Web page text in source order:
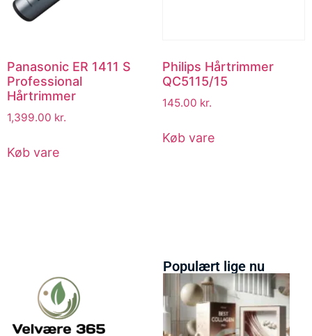
Panasonic ER 1411 S
Professional
Hårtrimmer
1,399.00 kr.
Køb vare
Philips Hårtrimmer
QC5115/15
145.00 kr.
Køb vare
Populært lige nu